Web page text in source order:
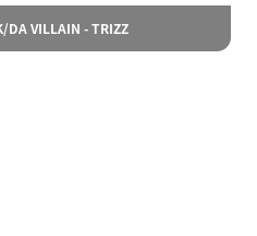
DA VILLAIN - TRIZZ